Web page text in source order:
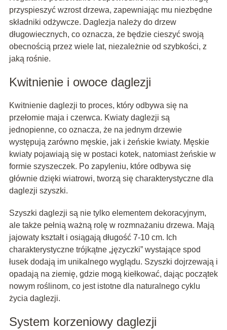
przyspieszyć wzrost drzewa, zapewniając mu niezbędne
składniki odżywcze. Daglezja należy do drzew
długowiecznych, co oznacza, że będzie cieszyć swoją
obecnością przez wiele lat, niezależnie od szybkości, z
jaką rośnie.
Kwitnienie i owoce daglezji
Kwitnienie daglezji to proces, który odbywa się na
przełomie maja i czerwca. Kwiaty daglezji są
jednopienne, co oznacza, że na jednym drzewie
występują zarówno męskie, jak i żeńskie kwiaty. Męskie
kwiaty pojawiają się w postaci kotek, natomiast żeńskie w
formie szyszeczek. Po zapyleniu, które odbywa się
głównie dzięki wiatrowi, tworzą się charakterystyczne dla
daglezji szyszki.
Szyszki daglezji są nie tylko elementem dekoracyjnym,
ale także pełnią ważną rolę w rozmnażaniu drzewa. Mają
jajowaty kształt i osiągają długość 7-10 cm. Ich
charakterystyczne trójkątne „języczki” wystające spod
łusek dodają im unikalnego wyglądu. Szyszki dojrzewają i
opadają na ziemię, gdzie mogą kiełkować, dając początek
nowym roślinom, co jest istotne dla naturalnego cyklu
życia daglezji.
System korzeniowy daglezji